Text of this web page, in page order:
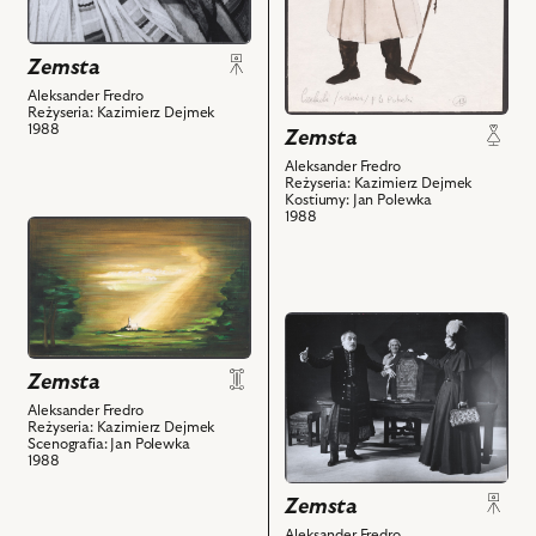
Sławomir
Głazek
-
Wacław
i
obiektów
Zemsta
Aleksander Fredro
Reżyseria: Kazimierz Dejmek
1988
powiązanych
z
nim
obiektów
Zemsta
Aleksander Fredro
Reżyseria: Kazimierz Dejmek
Kostiumy: Jan Polewka
1988
przejdź
do
obiektu
Zemsta,
Projekt:
scenografia
i
powiązanych
z
nim
Zemsta
Aleksander Fredro
Reżyseria: Kazimierz Dejmek
Scenografia: Jan Polewka
1988
przejdź
do
obiektu
Zemsta,
Na
zdjęciu:
Jan
Matyjaszkiewicz
Zemsta